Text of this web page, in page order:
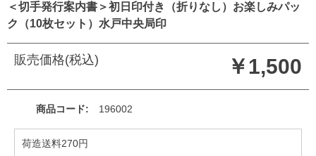
＜切手発行案内書＞初日印付き（折りなし）お楽しみパッ
ク（10枚セット）水戸中央局印
販売価格(税込) ￥1,500
商品コード 196002
荷造送料270円